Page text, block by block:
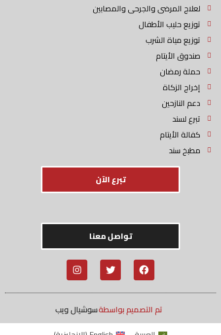
لعلاج المرضى والجرحى والمصابين
توزيع حليب الأطفال
توزيع مياة الشرب
صندوق الأيتام
حملة رمضان
إخراج الزكاة
دعم النازحين
تبرع لسند
كفالة الأيتام
مطبخ سند
تبرع الآن
تواصل معنا
تم التصميم بواسطةسوشيال ويب